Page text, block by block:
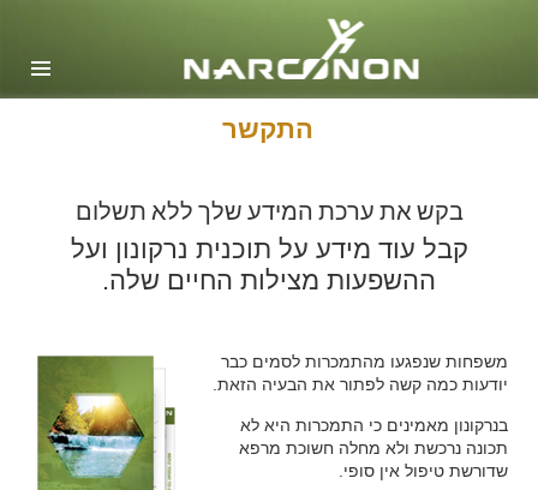
דנית
ספרדית, אמריקה הלטינית
צרפתית
עברית
日本語(יפנית)
מקדונית
התקשר
בקש את ערכת המידע שלך ללא תשלום
קבל עוד מידע על תוכנית נרקונון ועל
ההשפעות מצילות החיים שלה.
משפחות שנפגעו מהתמכרות לסמים כבר
יודעות כמה קשה לפתור את הבעיה הזאת.
בנרקונון מאמינים כי התמכרות היא לא
תכונה נרכשת ולא מחלה חשוכת מרפא
שדורשת טיפול אין סופי.